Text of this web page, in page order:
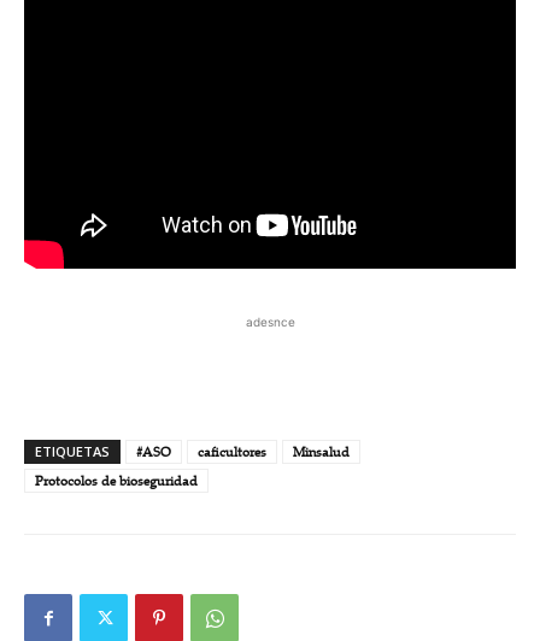
adesnce
ETIQUETAS #ASO caficultores
Minsalud
Protocolos de bioseguridad